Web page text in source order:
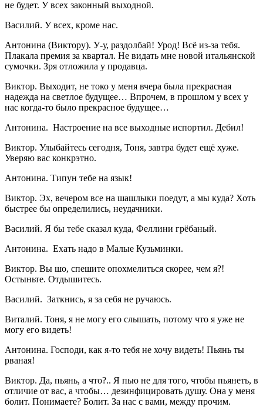
не будет. У всех законный выходной.
Василий. У всех, кроме нас.
Антонина (Виктору). У-у, раздолбай! Урод! Всё из-за тебя.
Плакала премия за квартал. Не видать мне новой итальянской
сумочки. Зря отложила у продавца.
Виктор. Выходит, не токо у меня вчера была прекрасная
надежда на светлое будущее… Впрочем, в прошлом у всех у
нас когда-то было прекрасное будущее…
Антонина. Настроение на все выходные испортил. Дебил!
Виктор. Улыбайтесь сегодня, Тоня, завтра будет ещё хуже.
Уверяю вас конкрэтно.
Антонина. Типун тебе на язык!
Виктор. Эх, вечером все на шашлыки поедут, а мы куда? Хоть
быстрее бы определились, неудачники.
Василий. Я бы тебе сказал куда, Феллини грёбаный.
Антонина. Ехать надо в Малые Кузьминки.
Виктор. Вы шо, спешите опохмелиться скорее, чем я?!
Остыньте. Отдышитесь.
Василий. Заткнись, я за себя не ручаюсь.
Виталий. Тоня, я не могу его слышать, потому что я уже не
могу его видеть!
Антонина. Господи, как я-то тебя не хочу видеть! Пьянь ты
рваная!
Виктор. Да, пьянь, а что?.. Я пью не для того, чтобы пьянеть, в
отличие от вас, а чтобы… дезинфицировать душу. Она у меня
болит. Понимаете? Болит. За нас с вами, между прочим.